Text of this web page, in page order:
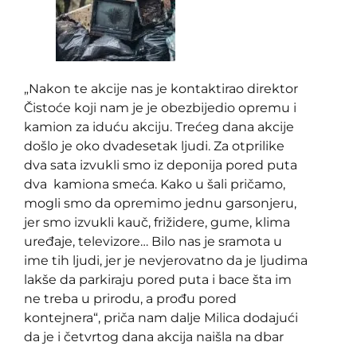
„Nakon te akcije nas je kontaktirao direktor
Čistoće koji nam je je obezbijedio opremu i
kamion za iduću akciju. Trećeg dana akcije
došlo je oko dvadesetak ljudi. Za otprilike
dva sata izvukli smo iz deponija pored puta
dva kamiona smeća. Kako u šali pričamo,
mogli smo da opremimo jednu garsonjeru,
jer smo izvukli kauč, frižidere, gume, klima
uređaje, televizore… Bilo nas je sramota u
ime tih ljudi, jer je nevjerovatno da je ljudima
lakše da parkiraju pored puta i bace šta im
ne treba u prirodu, a prođu pored
kontejnera“, priča nam dalje Milica dodajući
da je i četvrtog dana akcija naišla na dbar